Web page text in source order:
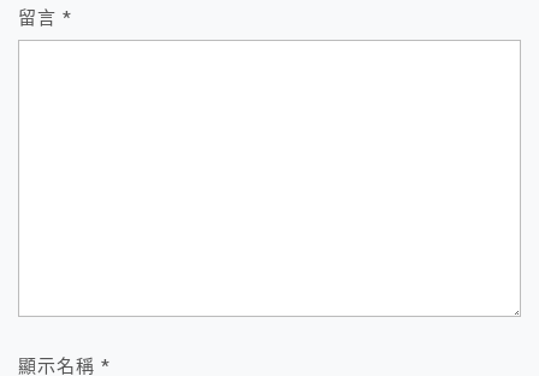
留言 *
顯示名稱 *